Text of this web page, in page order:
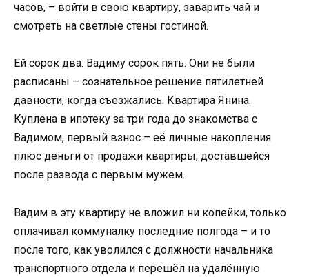
часов, – войти в свою квартиру, заварить чай и
смотреть на светлые стены гостиной.
Ей сорок два. Вадиму сорок пять. Они не были
расписаны – сознательное решение пятилетней
давности, когда съезжались. Квартира Янина.
Куплена в ипотеку за три года до знакомства с
Вадимом, первый взнос – её личные накопления
плюс деньги от продажи квартиры, доставшейся
после развода с первым мужем.
Вадим в эту квартиру не вложил ни копейки, только
оплачивал коммуналку последние полгода – и то
после того, как уволился с должности начальника
транспортного отдела и перешёл на удалённую